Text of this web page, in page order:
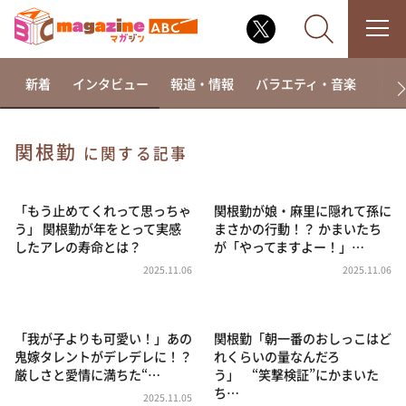
相席食堂
これ余談なんですけど・・・
～人生密着トークバラエティ！～ やすとものいたっ
news おかえり
河合＆A.B.C-Z塚田×福井アナ「なんでやねん！？」
（news おかえり）
新着 インタビュー 報道・情報 バラエティ・音楽 ド
関根勤 に関する記事
「もう止めてくれって思っちゃ
う」 関根勤が年をとって実感
したアレの寿命とは？
2025.11.06
関根勤が娘・麻里に隠れて孫に
まさかの行動！？ かまいたち
が「やってますよー！」…
2025.11.06
「我が子よりも可愛い！」あの
鬼嫁タレントがデレデレに！？
厳しさと愛情に満ちた“…
2025.11.05
関根勤「朝一番のおしっこはど
れくらいの量なんだろ
う」 “笑撃検証”にかまいた
ち…